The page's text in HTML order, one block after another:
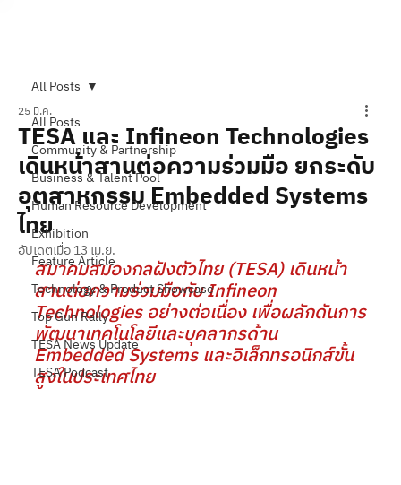
All Posts
Community & Partnership
Business & Talent Pool
Human Resource Development
Exhibition
Feature Article
Technology & Product Showcase
Top Gun Rally
TESA News Update
TESA Podcast
All Posts
TESA และ Infineon Technologies
เดินหน้าสานต่อความร่วมมือ ยกระดับ
อุตสาหกรรม Embedded Systems
ไทย
25 มี.ค.
อัปเดตเมื่อ13 เม.ย.
สมาคมสมองกลฝังตัวไทย (TESA) เดินหน้า
สานต่อความร่วมมือกับ Infineon
Technologies อย่างต่อเนื่อง เพื่อผลักดันการ
พัฒนาเทคโนโลยีและบุคลากรด้าน
Embedded Systems และอิเล็กทรอนิกส์ขั้น
สูงในประเทศไทย